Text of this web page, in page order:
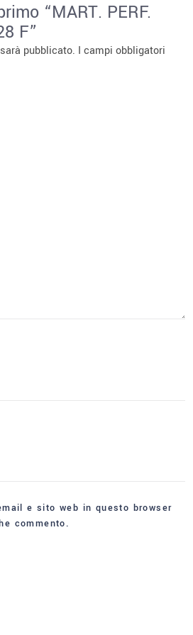
“MART. PERF.
F”
pubblicato. I campi obbligatori
e sito web in questo browser
commento.